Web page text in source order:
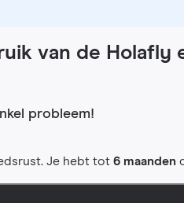
van de Holafly
probleem!
Je hebt tot6 maanden